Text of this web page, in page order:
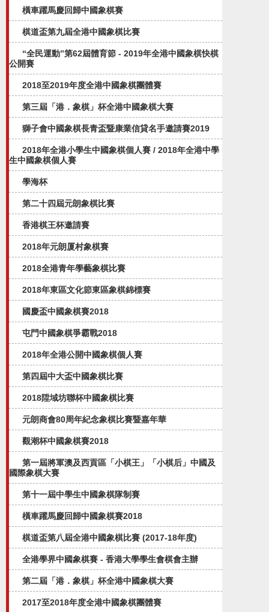
橫車躍馬慶回歸中國象棋賽
棋道盃第九屆全港中國象棋比賽
“全民運動”第62屆體育節 - 2019年全港中國象棋快棋
公開賽
2018至2019年度全港中國象棋團體賽
第三屆「港．象棋」杯全港中國象棋大賽
獅子會中國象棋長青盃暨康業信貸名手邀請賽2019
2018年全港小學生中國象棋個人賽 / 2018年全港中學
生中國象棋個人賽
學海杯
第二十四屆元朗象棋比賽
香港棋王杯邀請賽
2018年元朗厦村象棋賽
2018全港青年學藝象棋比賽
2018年東區文化節東區象棋錦標賽
國慶盃中國象棋賽2018
屯門中國象棋爭霸戰2018
2018年全港公開中國象棋個人賽
第四屆中大盃中國象棋比賽
2018陞域坊聯杯中國象棋比賽
元朗商會80周年紀念象棋比賽暨嘉年華
觀潮杯中國象棋賽2018
第一屆將軍澳及西貢區「小棋王」「小棋后」中國及
國際象棋大賽
第十一屆中學生中國象棋隊制賽
橫車躍馬慶回歸中國象棋賽2018
棋道盃第八屆全港中國象棋比賽 (2017-18年度)
全港學界中國象棋賽 - 香港大學學生會棋會主辦
第二屆「港．象棋」杯全港中國象棋大賽
2017至2018年度全港中國象棋團體賽